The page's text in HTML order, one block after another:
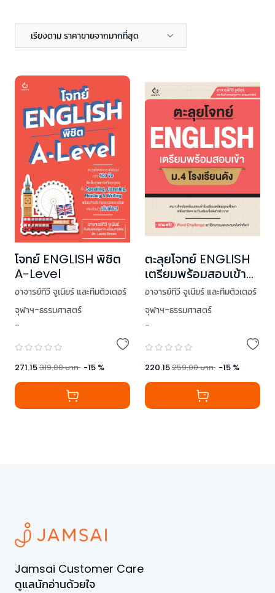
เรียงตาม ราคาขายจากมากที่สุด
โจทย์ ENGLISH พิชิต
A-Level
อาจารย์ทีวี จูเนียร์ และทีมติวเตอร์
จุฬาฯ-ธรรมศาสตร์
,
-
271.15319.00บาท -15 %
ตะลุยโจทย์ ENGLISH
เตรียมพร้อมสอบเข้า
ม.4 โรงเรียนดัง
อาจารย์ทีวี จูเนียร์ และทีมติวเตอร์
จุฬาฯ-ธรรมศาสตร์
-
220.15259.00บาท -15 %
Jamsai Customer Care
ดูแลนักอ่านด้วยใจ